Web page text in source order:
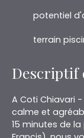
potentiel
terrain
Descriptif
A Coti Chiavari
calme et
15 minutes de